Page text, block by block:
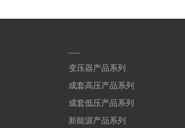
变压器产品系列
成套高压产品系列
成套低压产品系列
新能源产品系列